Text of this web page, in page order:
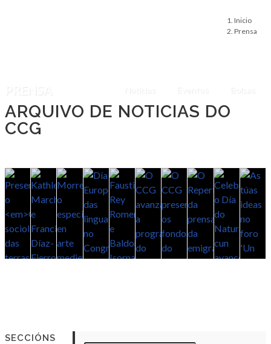
PRENSA
ARQUIVO DE NOTICIAS DO
CCG
Inicio
Prensa
SECCIÓNS